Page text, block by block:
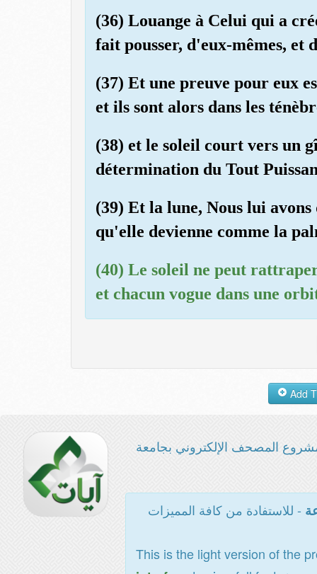
(36) Louange à Celui qui a
fait pousser, d'eux-mêmes, et
(37) Et une preuve pour eux
et ils sont alors dans les
(38) et le soleil court vers un
détermination du Tout
(39) Et la lune, Nous lui
qu'elle devienne comme la
(40) Le soleil ne peut
et chacun vogue dans une
المصحف الإلكتروني بجامعة
- للاستفادة من كافة المميزات
This is the light version of the